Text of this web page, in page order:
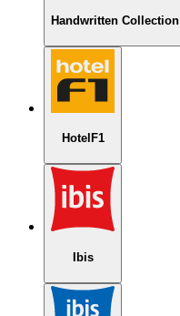
Handwritten Collection
HotelF1
Ibis